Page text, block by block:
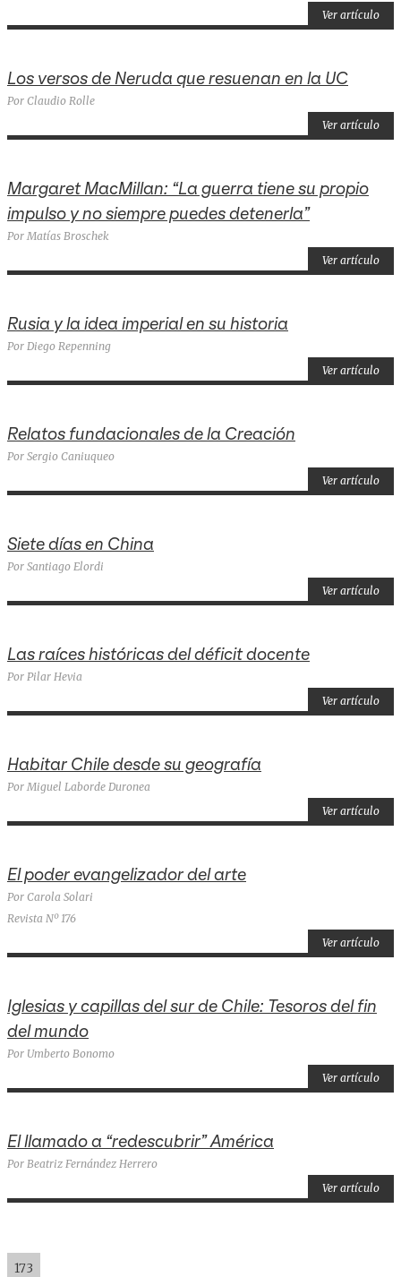
Ver artículo
Los versos de Neruda que resuenan en la UC
Por Claudio Rolle
Ver artículo
Margaret MacMillan: “La guerra tiene su propio
impulso y no siempre puedes detenerla”
Por Matías Broschek
Ver artículo
Rusia y la idea imperial en su historia
Por Diego Repenning
Ver artículo
Relatos fundacionales de la Creación
Por Sergio Caniuqueo
Ver artículo
Siete días en China
Por Santiago Elordi
Ver artículo
Las raíces históricas del déficit docente
Por Pilar Hevia
Ver artículo
Habitar Chile desde su geografía
Por Miguel Laborde Duronea
Ver artículo
El poder evangelizador del arte
Por Carola Solari
Revista Nº 176
Ver artículo
Iglesias y capillas del sur de Chile: Tesoros del fin
del mundo
Por Umberto Bonomo
Ver artículo
El llamado a “redescubrir” América
Por Beatriz Fernández Herrero
Ver artículo
173